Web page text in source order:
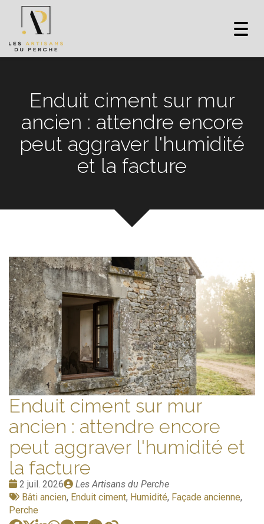
Enduit ciment sur mur
ancien : attendre encore
peut aggraver l'humidité
et la facture
Enduit ciment sur mur
ancien : attendre encore
peut aggraver l'humidité et
la facture
Date
:
2 juil. 2026
Publié
par
Les Artisans du Perche
Tags
:
Bâti ancien, Enduit ciment, Humidité, Façade ancienne,
Perche